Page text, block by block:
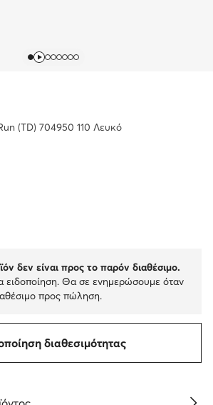
(TD) 704950 110 Λευκό
δεν είναι προς το παρόν διαθέσιμο.
ειδοποίηση. Θα σε ενημερώσουμε όταν
προς πώληση.
διαθεσιμότητας